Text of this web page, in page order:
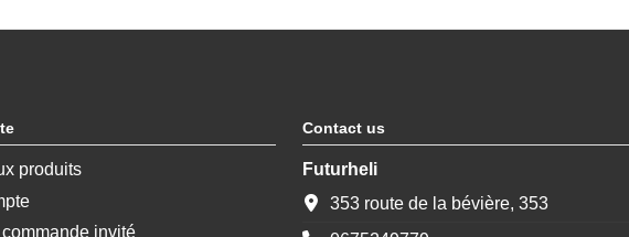
produits
invité
Contact us
Futurheli
353 route de la bévière, 353